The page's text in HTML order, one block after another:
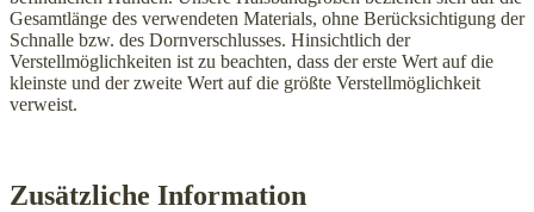
Gesamtlänge des verwendeten Materials, ohne Berücksichtigung der
Schnalle bzw. des Dornverschlusses. Hinsichtlich der
Verstellmöglichkeiten ist zu beachten, dass der erste Wert auf die
kleinste und der zweite Wert auf die größte Verstellmöglichkeit
verweist.
Zusätzliche Information